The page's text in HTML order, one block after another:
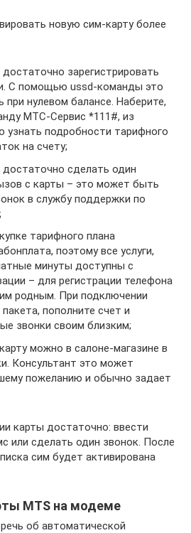
новую сим-карту более
зарегистрировать
С помощью ussd-команды это
нулевом балансе. Наберите,
МТС-Сервис *111#, из
узнать подробности тарифного
на счету;
достаточно сделать один
с карты – это может быть
в службу поддержки по
тарифного плана
поэтому все услуги,
минуты доступны с
– для регистрации телефона
родным. При подключении
пакета, пополните счет и
звонки своим близким;
можно в салоне-магазине в
Консультант это может
пожеланию и обычно задает
карты достаточно: ввести
или сделать один звонок. После
сим будет активирована
MTS на модеме
об автоматической